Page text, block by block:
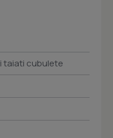
taiati cubulete